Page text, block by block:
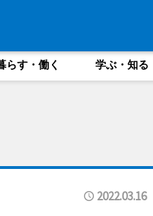
らす・働く 学ぶ・知る
2022.03.16